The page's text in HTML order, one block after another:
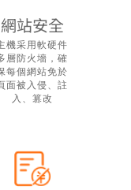
網站安全
機采用軟硬件
層防火墻，確
每個網站免於
面被入侵、註
入、篡改